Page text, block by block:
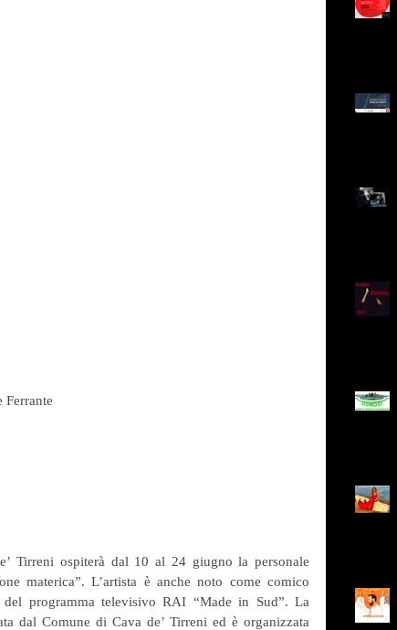
Ferrante
Tirreni ospiterà dal 10 al 24 giugno la personale
materica”. L’artista è anche noto come comico
programma televisivo RAI “Made in Sud”. La
dal Comune di Cava de’ Tirreni ed è organizzata